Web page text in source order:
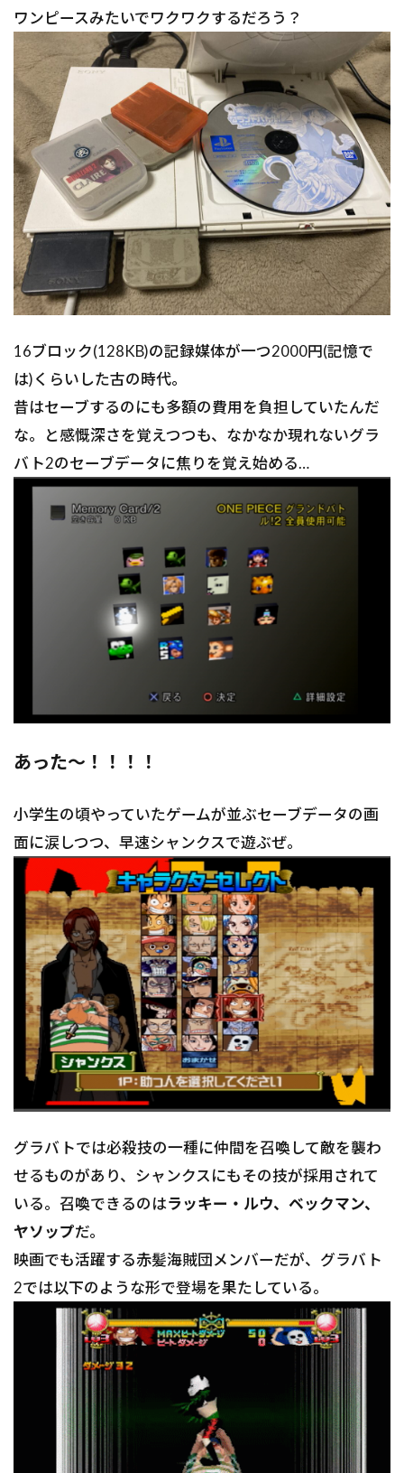
ワンピースみたいでワクワクするだろう？
16ブロック(128KB)の記録媒体が一つ2000円(記憶で
は)くらいした古の時代。
昔はセーブするのにも多額の費用を負担していたんだ
な。と感慨深さを覚えつつも、なかなか現れないグラ
バト2のセーブデータに焦りを覚え始める…
あった〜！！！！
小学生の頃やっていたゲームが並ぶセーブデータの画
面に涙しつつ、早速シャンクスで遊ぶぜ。
グラバトでは必殺技の一種に仲間を召喚して敵を襲わ
せるものがあり、シャンクスにもその技が採用されて
いる。召喚できるのはラッキー・ルウ、ベックマン、
ヤソップだ。
映画でも活躍する赤髪海賊団メンバーだが、グラバト
2では以下のような形で登場を果たしている。